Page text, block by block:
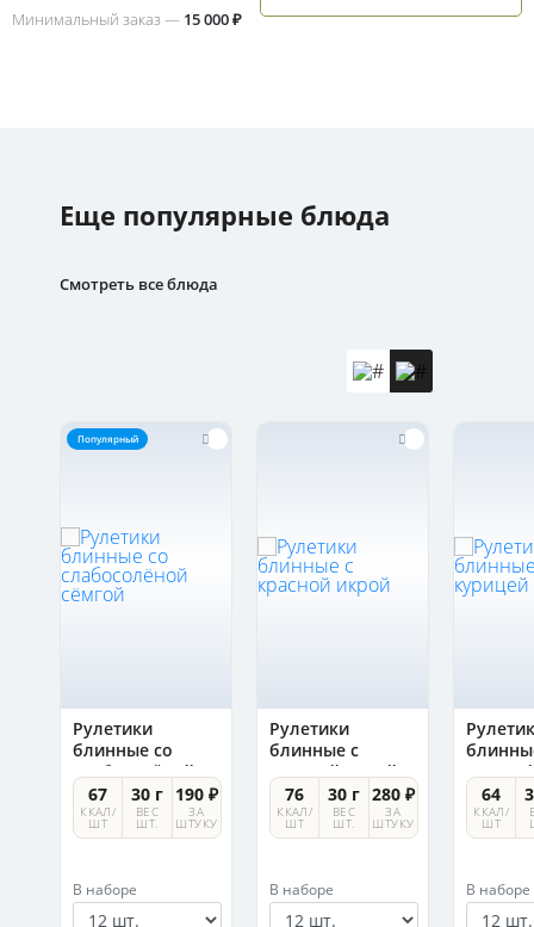
Минимальный заказ — 15 000 ₽
Еще популярные блюда
Смотреть все блюда
Популярный
Рулетики
блинные со
слабосолёной
сёмгой
67
ККАЛ/
ШТ
30 г
ВЕС
ШТ.
190 ₽
ЗА
ШТУКУ
В наборе
Рулетики
блинные с
красной икрой
76
ККАЛ/
ШТ
30 г
ВЕС
ШТ.
280 ₽
ЗА
ШТУКУ
В наборе
64
ККАЛ/
ШТ
В наборе